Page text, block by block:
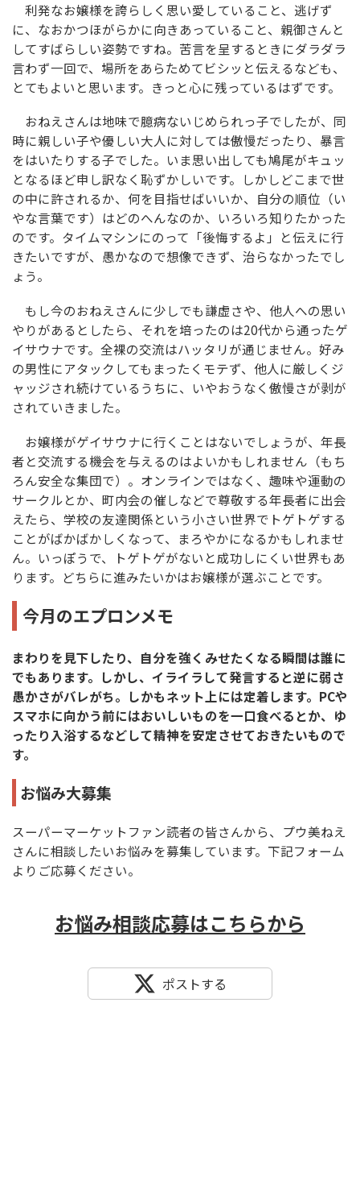
利発なお嬢様を誇らしく思い愛していること、逃げず
に、なおかつほがらかに向きあっていること、親御さんと
してすばらしい姿勢ですね。苦言を呈するときにダラダラ
言わず一回で、場所をあらためてビシッと伝えるなども、
とてもよいと思います。きっと心に残っているはずです。
おねえさんは地味で臆病ないじめられっ子でしたが、同
時に親しい子や優しい大人に対しては傲慢だったり、暴言
をはいたりする子でした。いま思い出しても鳩尾がキュッ
となるほど申し訳なく恥ずかしいです。しかしどこまで世
の中に許されるか、何を目指せばいいか、自分の順位（い
やな言葉です）はどのへんなのか、いろいろ知りたかった
のです。タイムマシンにのって「後悔するよ」と伝えに行
きたいですが、愚かなので想像できず、治らなかったでし
ょう。
もし今のおねえさんに少しでも謙虚さや、他人への思い
やりがあるとしたら、それを培ったのは20代から通ったゲ
イサウナです。全裸の交流はハッタリが通じません。好み
の男性にアタックしてもまったくモテず、他人に厳しくジ
ャッジされ続けているうちに、いやおうなく傲慢さが剥が
されていきました。
お嬢様がゲイサウナに行くことはないでしょうが、年長
者と交流する機会を与えるのはよいかもしれません（もち
ろん安全な集団で）。オンラインではなく、趣味や運動の
サークルとか、町内会の催しなどで尊敬する年長者に出会
えたら、学校の友達関係という小さい世界でトゲトゲする
ことがばかばかしくなって、まろやかになるかもしれませ
ん。いっぽうで、トゲトゲがないと成功しにくい世界もあ
ります。どちらに進みたいかはお嬢様が選ぶことです。
今月のエプロンメモ
まわりを見下したり、自分を強くみせたくなる瞬間は誰に
でもあります。しかし、イライラして発言すると逆に弱さ
愚かさがバレがち。しかもネット上には定着します。PCや
スマホに向かう前にはおいしいものを一口食べるとか、ゆ
ったり入浴するなどして精神を安定させておきたいもので
す。
お悩み大募集
スーパーマーケットファン読者の皆さんから、プウ美ねえ
さんに相談したいお悩みを募集しています。下記フォーム
よりご応募ください。
お悩み相談応募はこちらから
ポストする